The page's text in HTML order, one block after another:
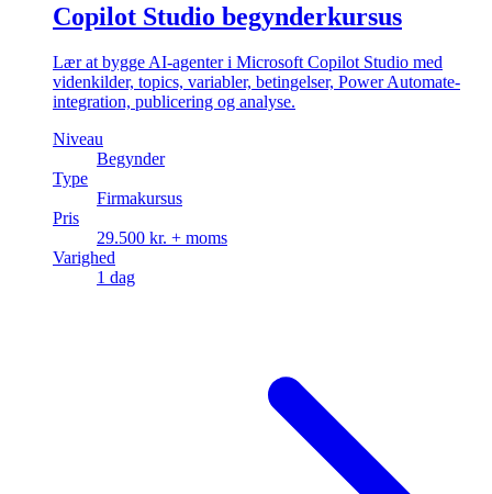
Copilot Studio begynderkursus
Lær at bygge AI-agenter i Microsoft Copilot Studio med
videnkilder, topics, variabler, betingelser, Power Automate-
integration, publicering og analyse.
Niveau
Begynder
Type
Firmakursus
Pris
29.500 kr. + moms
Varighed
1 dag